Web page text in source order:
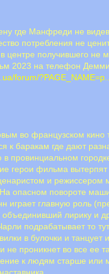
где Манфреди не
потребления не
центре получившего
2023 на телефон
forum/
во французском кино
баракам где дают
провинциальном
герои фильма
и
опасном повороте
главную роль
лирику и
подрабатывает то
в булочки и танцует
не проникнет во все ее
к людям старше или